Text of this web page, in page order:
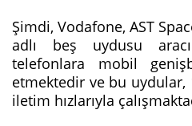
Şimdi, Vodafone, AST
adlı beş uydusu
telefonlara mobil
etmektedir ve bu uydular,
iletim hızlarıyla